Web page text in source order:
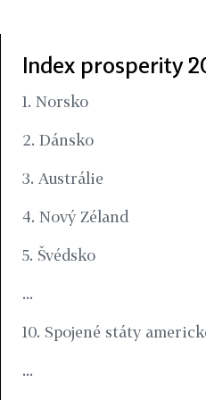
Index prosperity
1. Norsko
2. Dánsko
3. Austrálie
4. Nový Zéland
5. Švédsko
...
10. Spojené státy
...